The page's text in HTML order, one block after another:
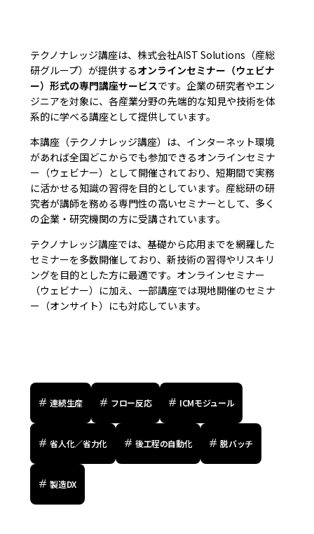
テクノナレッジ講座は、株式会社AIST Solutions（産総
研グループ）が提供するオンラインセミナー（ウェビナ
ー）形式の専門講座サービスです。企業の研究者やエン
ジニアを対象に、各産業分野の先端的な知見や技術を体
系的に学べる講座として提供しています。
本講座（テクノナレッジ講座）は、インターネット環境
があれば全国どこからでも参加できるオンラインセミナ
ー（ウェビナー）として開催されており、短期間で実務
に活かせる知識の習得を目的としています。産総研の研
究者が講師を務める専門性の高いセミナーとして、多く
の企業・研究機関の方に受講されています。
テクノナレッジ講座では、基礎から応用までを網羅した
セミナーを多数開催しており、新技術の習得やリスキリ
ングを目的とした方に最適です。オンラインセミナー
（ウェビナー）に加え、一部講座では現地開催のセミナ
ー（オンサイト）にも対応しています。
連続生産 フロー反応 ICMモジュール
省人化／省力化 後工程の自動化 脱バッチ
製造DX